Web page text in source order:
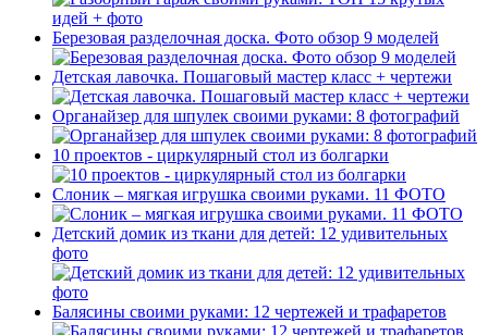
Березовая разделочная доска. Фото обзор 9 моделей
Детская лавочка. Пошаговый мастер класс + чертежи
Органайзер для шпулек своими руками: 8 фотографий
10 проектов - циркулярный стол из болгарки
Слоник – мягкая игрушка своими руками. 11 ФОТО
Детский домик из ткани для детей: 12 удивительных
фото
Балясины своими руками: 12 чертежей и трафаретов